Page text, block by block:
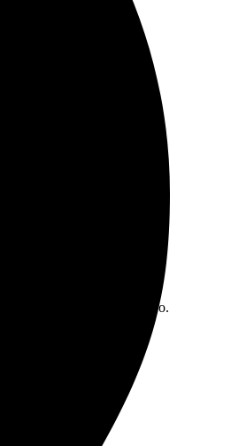
приятный.
ответили оперативно.